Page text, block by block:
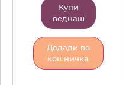
Купи
веднаш
Додади во
кошничка